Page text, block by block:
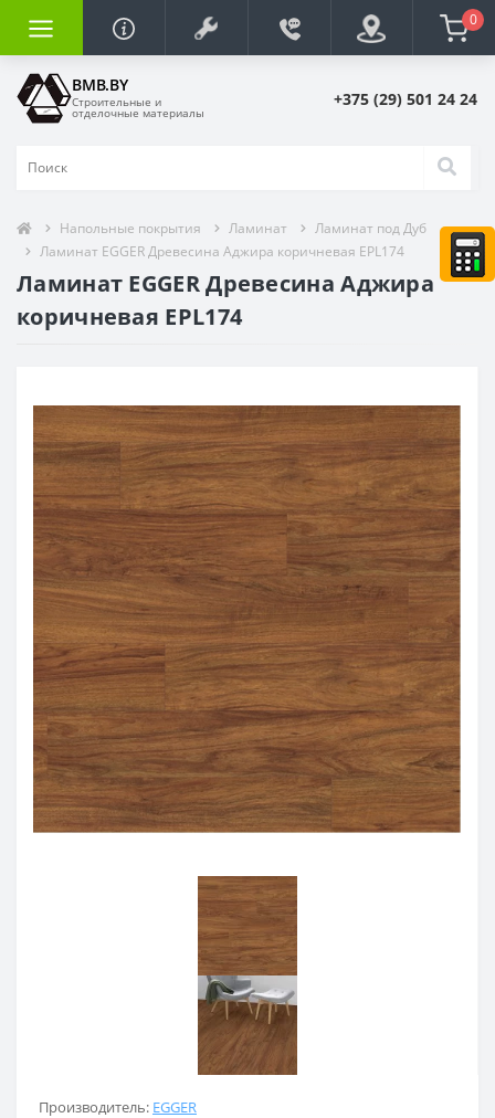
0
BMB.BY
Строительные и
отделочные материалы
+375 (29) 501 24 24
Напольные покрытия Ламинат
Ламинат под Дуб
Ламинат EGGER Древесина Аджира коричневая EPL174
Ламинат EGGER Древесина Аджира
коричневая EPL174
Производитель: EGGER